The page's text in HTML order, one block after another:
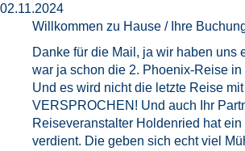
02.11.2024
Willkommen zu Hause / Ihre
Danke für die Mail, ja wir haben uns
war ja schon die 2. Phoenix-Reise in
Und es wird nicht die letzte Reise
VERSPROCHEN! Und auch Ihr
Reiseveranstalter Holdenried hat
verdient. Die geben sich echt viel